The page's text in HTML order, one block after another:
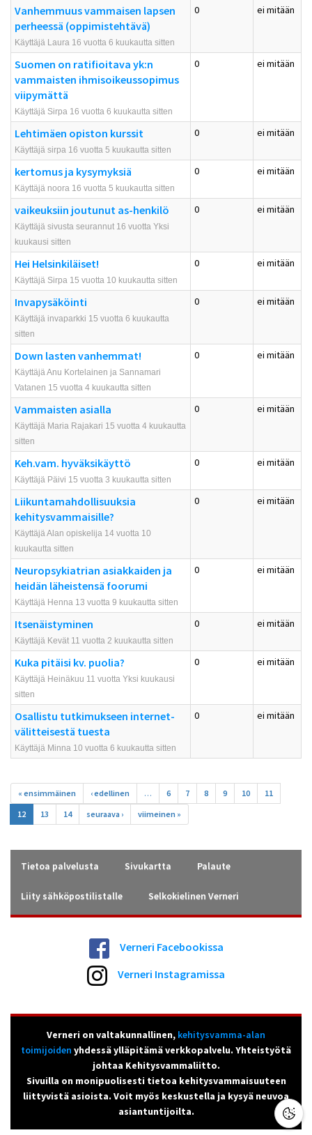
Vanhemmuus vammaisen lapsen
perheessä (oppimistehtävä)
Käyttäjä Laura 16 vuotta 6 kuukautta sitten
0 ei mitään
Suomen on ratifioitava yk:n
vammaisten ihmisoikeussopimus
viipymättä
Käyttäjä Sirpa 16 vuotta 6 kuukautta sitten
0 ei mitään
Lehtimäen opiston kurssit
Käyttäjä sirpa 16 vuotta 5 kuukautta sitten
0 ei mitään
kertomus ja kysymyksiä
Käyttäjä noora 16 vuotta 5 kuukautta sitten
0 ei mitään
vaikeuksiin joutunut as-henkilö
Käyttäjä sivusta seurannut 16 vuotta Yksi
kuukausi sitten
0 ei mitään
Hei Helsinkiläiset!
Käyttäjä Sirpa 15 vuotta 10 kuukautta sitten
0 ei mitään
Invapysäköinti
Käyttäjä invaparkki 15 vuotta 6 kuukautta
sitten
0 ei mitään
Down lasten vanhemmat!
Käyttäjä Anu Kortelainen ja Sannamari
Vatanen 15 vuotta 4 kuukautta sitten
0 ei mitään
Vammaisten asialla
Käyttäjä Maria Rajakari 15 vuotta 4 kuukautta
sitten
0 ei mitään
Keh.vam. hyväksikäyttö
Käyttäjä Päivi 15 vuotta 3 kuukautta sitten
0 ei mitään
Liikuntamahdollisuuksia
kehitysvammaisille?
Käyttäjä Alan opiskelija 14 vuotta 10
kuukautta sitten
0 ei mitään
Neuropsykiatrian asiakkaiden ja
heidän läheistensä foorumi
Käyttäjä Henna 13 vuotta 9 kuukautta sitten
0 ei mitään
Itsenäistyminen
Käyttäjä Kevät 11 vuotta 2 kuukautta sitten
0 ei mitään
Kuka pitäisi kv. puolia?
Käyttäjä Heinäkuu 11 vuotta Yksi kuukausi
sitten
0 ei mitään
Osallistu tutkimukseen internet-
välitteisestä tuesta
Käyttäjä Minna 10 vuotta 6 kuukautta sitten
0 ei mitään
Sivut
« ensimmäinen ‹ edellinen … 6 7 8 9 10
11
12
13 14 seuraava › viimeinen »
Tietoa palvelusta Sivukartta Palaute
Liity sähköpostilistalle Selkokielinen Verneri
Verneri Facebookissa
Verneri Instagramissa
Verneri on valtakunnallinen, kehitysvamma-alan
toimijoiden yhdessä ylläpitämä verkkopalvelu. Yhteistyötä
johtaa Kehitysvammaliitto.
Sivuilla on monipuolisesti tietoa kehitysvammaisuuteen
liittyvistä asioista. Voit myös keskustella ja kysyä neuvoa
asiantuntijoilta.